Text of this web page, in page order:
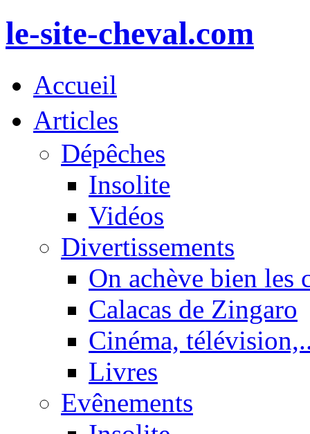
le-site-cheval.com
Accueil
Articles
Dépêches
Insolite
Vidéos
Divertissements
On achève bien les
Calacas de Zingaro
Cinéma,
Livres
Evênements